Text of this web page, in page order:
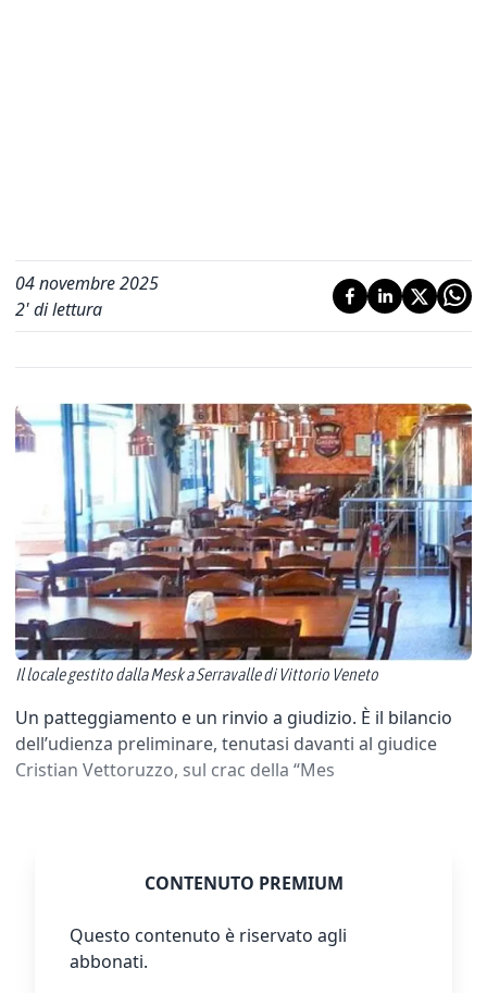
04 novembre 2025
2' di lettura
Il locale gestito dalla Mesk a Serravalle di Vittorio Veneto
Un patteggiamento e un rinvio a giudizio. È il bilancio
dell’udienza preliminare, tenutasi davanti al giudice
Cristian Vettoruzzo, sul crac della “Mes
CONTENUTO PREMIUM
Questo contenuto è riservato agli
abbonati.